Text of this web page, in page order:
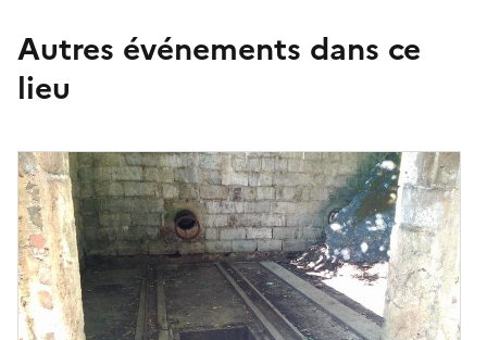
Autres événements dans ce
lieu